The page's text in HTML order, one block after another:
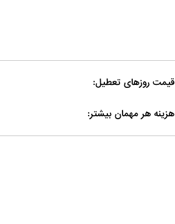
قیمت روزهای تعطیل:
هزینه هر مهمان بیشتر: